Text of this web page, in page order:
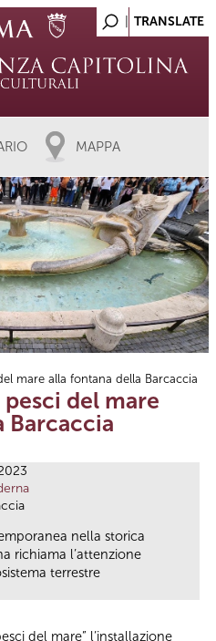
MAPPA
mare alla fontana della Barcaccia
del mare
Barcaccia
nella storica
richiama l’attenzione
terrestre
del mare” l’installazione